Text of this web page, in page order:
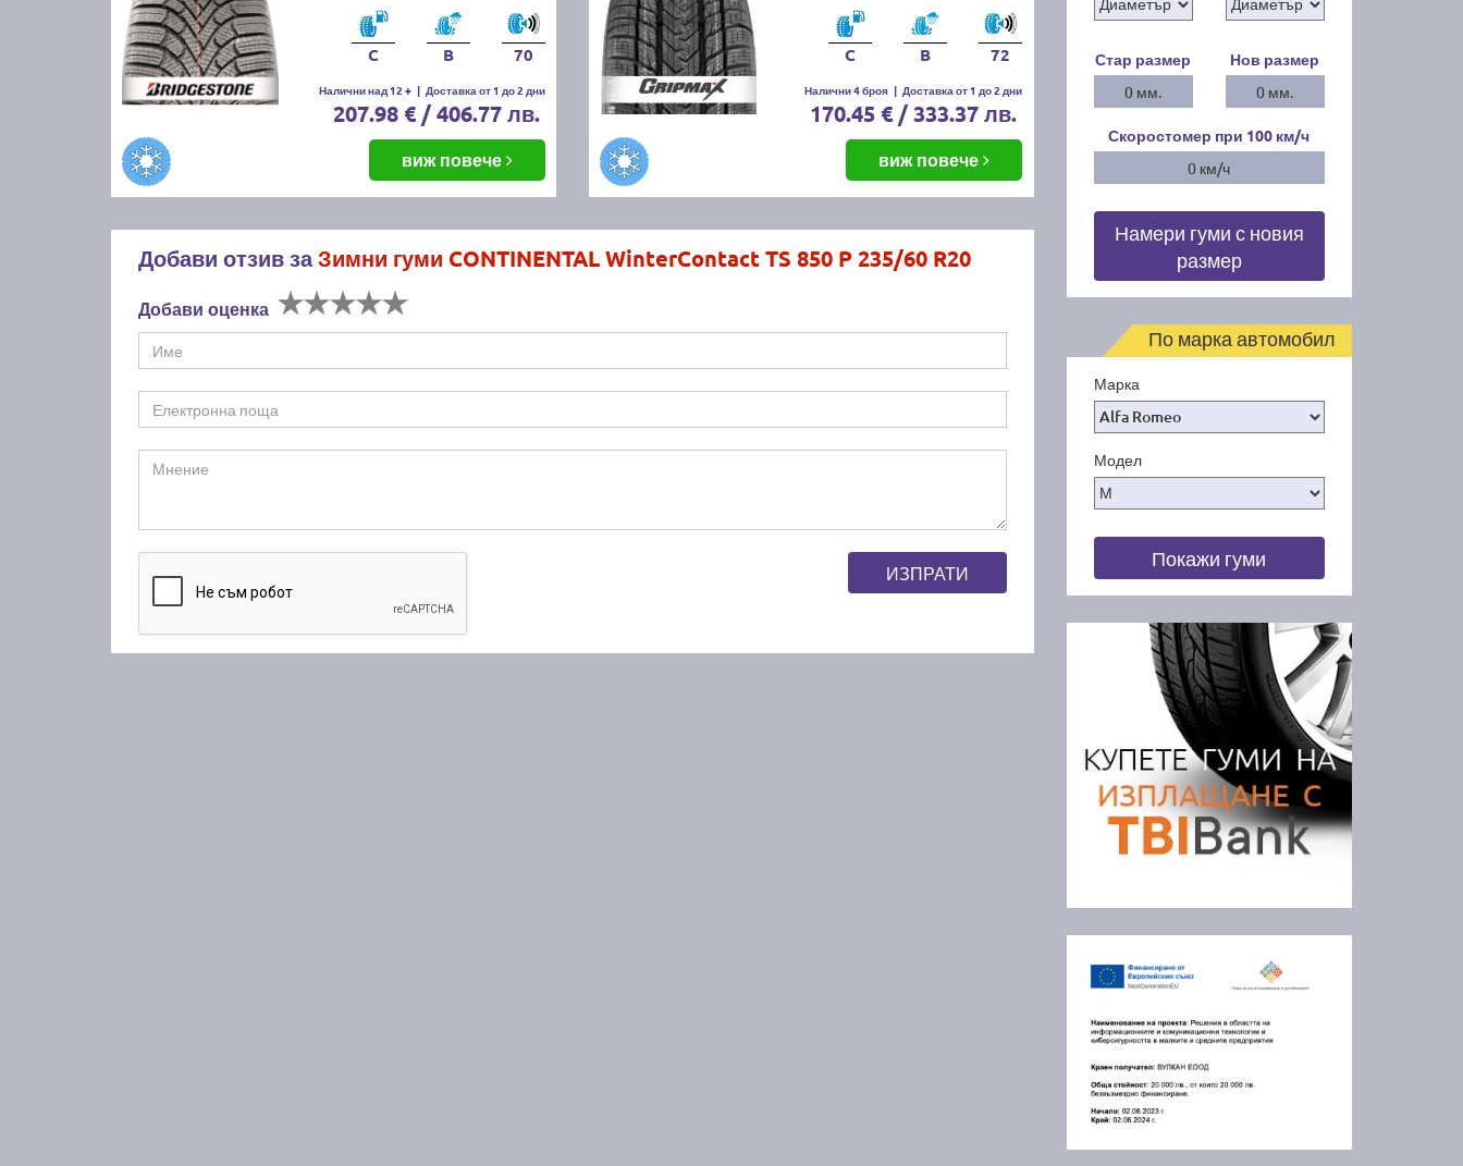
C B 70
Налични над 12 + | Доставка от 1 до 2 дни
207.98 € / 406.77 лв.
виж повече
C B 72
Налични 4 броя | Доставка от 1 до 2 дни
170.45 € / 333.37 лв.
виж повече
Добави отзив заЗимни гуми CONTINENTAL WinterContact TS 850 P 235/60 R20
Добави оценка
ИЗПРАТИ
Стар размер
0 мм.
Нов размер
0 мм.
Скоростомер при 100 км/ч
0 км/ч
Намери гуми с новия
размер
По марка автомобил
Марка
Модел
Покажи гуми